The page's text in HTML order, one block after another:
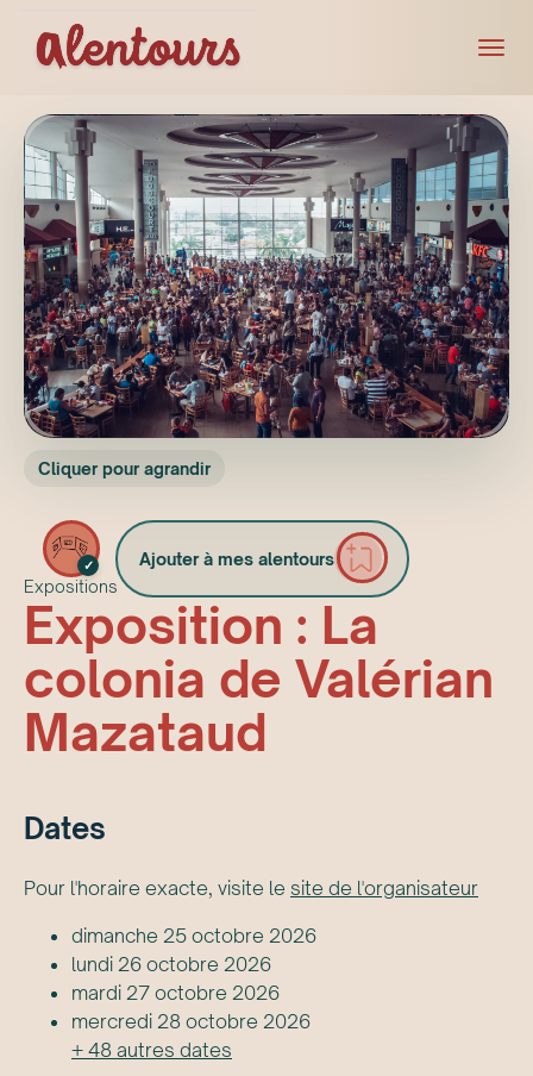
Cliquer pour agrandir
✓
Expositions
Ajouter à mes alentours
Exposition : La
colonia de Valérian
Mazataud
Dates
Pour l'horaire exacte, visite le site de l'organisateur
dimanche 25 octobre 2026
lundi 26 octobre 2026
mardi 27 octobre 2026
mercredi 28 octobre 2026
+ 48 autres dates